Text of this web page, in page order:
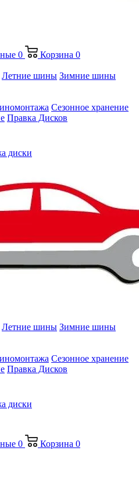
0 Корзина 0
Летние шины Зимние шины
Сезонное хранение
Правка Дисков
диски
Летние шины Зимние шины
Сезонное хранение
Правка Дисков
диски
0 Корзина 0